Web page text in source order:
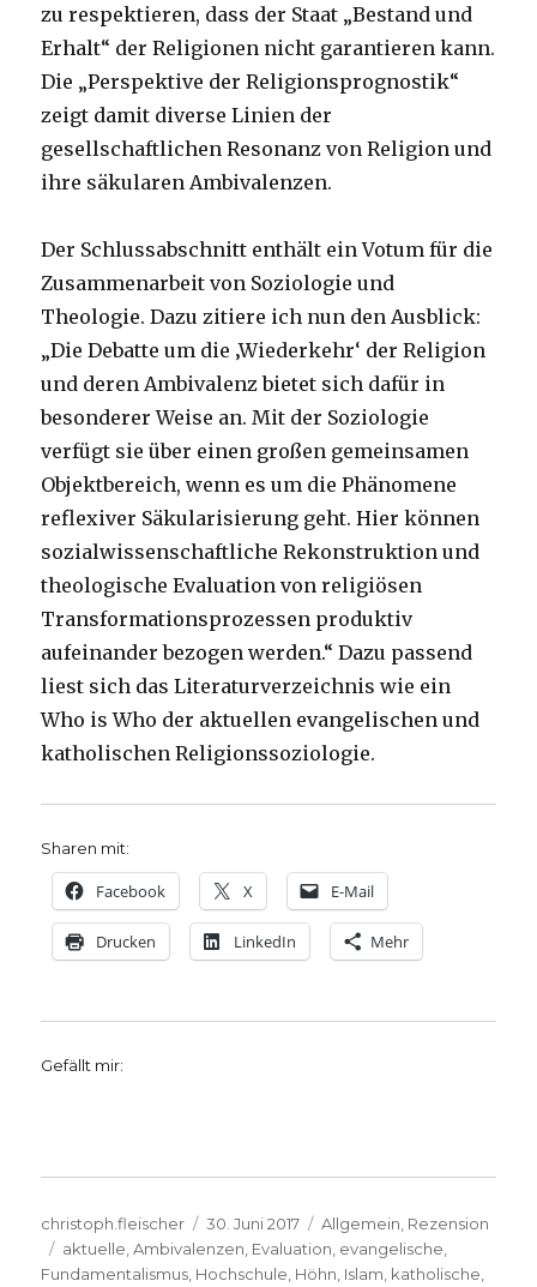
zu respektieren, dass der Staat „Bestand und
Erhalt“ der Religionen nicht garantieren kann.
Die „Perspektive der Religionsprognostik“
zeigt damit diverse Linien der
gesellschaftlichen Resonanz von Religion und
ihre säkularen Ambivalenzen.
Der Schlussabschnitt enthält ein Votum für die
Zusammenarbeit von Soziologie und
Theologie. Dazu zitiere ich nun den Ausblick:
„Die Debatte um die ‚Wiederkehr‘ der Religion
und deren Ambivalenz bietet sich dafür in
besonderer Weise an. Mit der Soziologie
verfügt sie über einen großen gemeinsamen
Objektbereich, wenn es um die Phänomene
reflexiver Säkularisierung geht. Hier können
sozialwissenschaftliche Rekonstruktion und
theologische Evaluation von religiösen
Transformationsprozessen produktiv
aufeinander bezogen werden.“ Dazu passend
liest sich das Literaturverzeichnis wie ein
Who is Who der aktuellen evangelischen und
katholischen Religionssoziologie.
Sharen mit:
Facebook X E-Mail
Drucken LinkedIn Mehr
Gefällt mir:
Autor
christoph.fleischer
Veröffentlicht
am
30. Juni 2017 Kategorien
Allgemein Rezension
Schlagwörter
aktuelle ,Ambivalenzen Evaluation evangelische
Fundamentalismus Hochschule Höhn Islam katholische